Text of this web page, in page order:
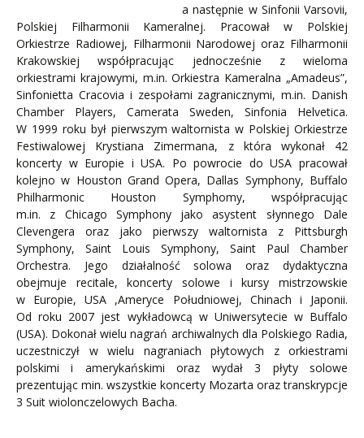
a następnie w Sinfonii Varsovii,
Polskiej Filharmonii Kameralnej. Pracował w Polskiej
Orkiestrze Radiowej, Filharmonii Narodowej oraz Filharmonii
Krakowskiej współpracując jednocześnie z wieloma
orkiestrami krajowymi, m.in. Orkiestra Kameralna „Amadeus”,
Sinfonietta Cracovia i zespołami zagranicznymi, m.in. Danish
Chamber Players, Camerata Sweden, Sinfonia Helvetica.
W 1999 roku był pierwszym waltornista w Polskiej Orkiestrze
Festiwalowej Krystiana Zimermana, z która wykonał 42
koncerty w Europie i USA. Po powrocie do USA pracował
kolejno w Houston Grand Opera, Dallas Symphony, Buffalo
Philharmonic Houston Symphomy, współpracując
m.in. z Chicago Symphony jako asystent słynnego Dale
Clevengera oraz jako pierwszy waltornista z Pittsburgh
Symphony, Saint Louis Symphony, Saint Paul Chamber
Orchestra. Jego działalność solowa oraz dydaktyczna
obejmuje recitale, koncerty solowe i kursy mistrzowskie
w Europie, USA ,Ameryce Południowej, Chinach i Japonii.
Od roku 2007 jest wykładowcą w Uniwersytecie w Buffalo
(USA). Dokonał wielu nagrań archiwalnych dla Polskiego Radia,
uczestniczył w wielu nagraniach płytowych z orkiestrami
polskimi i amerykańskimi oraz wydał 3 płyty solowe
prezentując min. wszystkie koncerty Mozarta oraz transkrypcje
3 Suit wiolonczelowych Bacha.